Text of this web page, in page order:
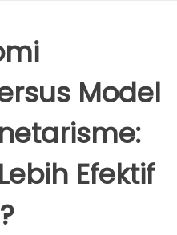
Model
Efektif